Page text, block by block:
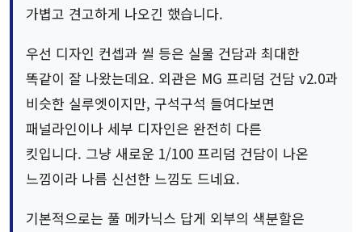
가볍고 견고하게 나오긴 했습니다.
우선 디자인 컨셉과 씰 등은 실물 건담과 최대한
똑같이 잘 나왔는데요. 외관은 MG 프리덤 건담 v2.0과
비슷한 실루엣이지만, 구석구석 들여다보면
패널라인이나 세부 디자인은 완전히 다른
킷입니다. 그냥 새로운 1/100 프리덤 건담이 나온
느낌이라 나름 신선한 느낌도 드네요.
기본적으로는 풀 메카닉스 답게 외부의 색분할은